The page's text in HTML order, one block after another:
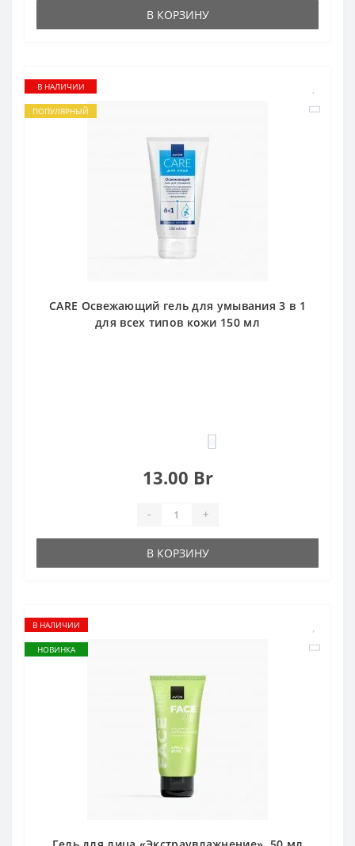
В КОРЗИНУ
В НАЛИЧИИ
ПОПУЛЯРНЫЙ
CARE Освежающий гель для умывания 3 в 1
для всех типов кожи 150 мл
13.00 Br
- +
В КОРЗИНУ
В НАЛИЧИИ
НОВИНКА